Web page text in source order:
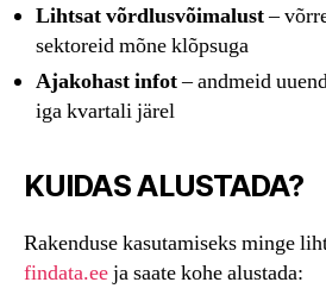
Lihtsat võrdlusvõimalust–
sektoreid mõne klõpsuga
Ajakohast infot– andmeid
iga kvartali järel
KUIDAS ALUSTADA?
Rakenduse kasutamiseks minge
findata.eeja saate kohe alustada: